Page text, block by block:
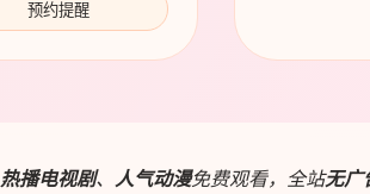
预约提醒
热播电视剧、 人气动漫免费观看，全站无广